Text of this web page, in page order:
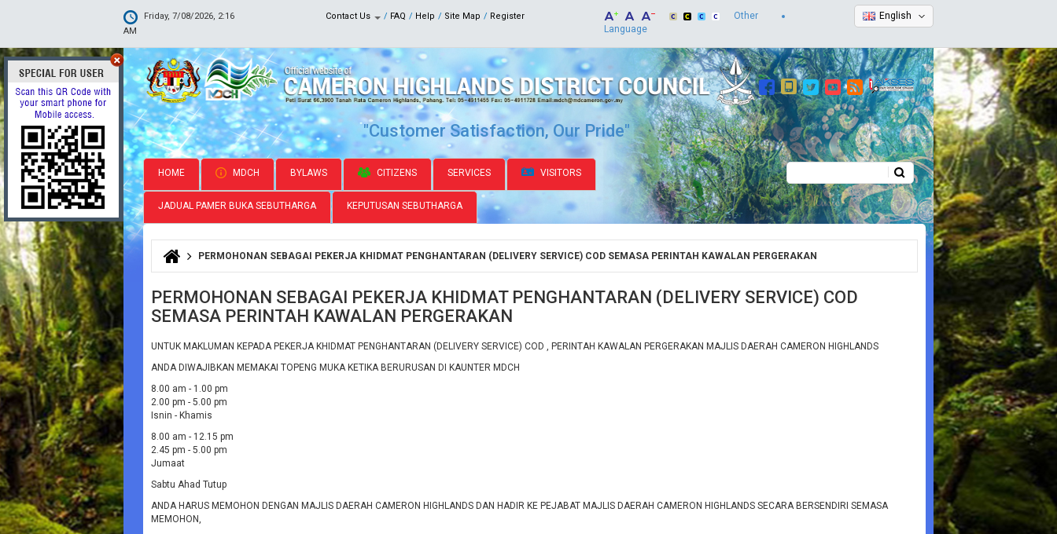
Friday, 7/08/2026, 2:16
AM
Contact Us FAQ Help Site Map Register English
Other
Language
"Customer Satisfaction, Our Pride"
HOME MDCH BYLAWS CITIZENS SERVICES VISITORS
JADUAL PAMER BUKA SEBUTHARGA KEPUTUSAN SEBUTHARGA
Search form
You are here
PERMOHONAN SEBAGAI PEKERJA KHIDMAT PENGHANTARAN (DELIVERY SERVICE) COD SEMASA PERINTAH KAWALAN PERGERAKAN
PERMOHONAN SEBAGAI PEKERJA KHIDMAT PENGHANTARAN (DELIVERY SERVICE) COD
SEMASA PERINTAH KAWALAN PERGERAKAN
UNTUK MAKLUMAN KEPADA PEKERJA KHIDMAT PENGHANTARAN (DELIVERY SERVICE) COD , PERINTAH KAWALAN PERGERAKAN MAJLIS DAERAH CAMERON HIGHLANDS
ANDA DIWAJIBKAN MEMAKAI TOPENG MUKA KETIKA BERURUSAN DI KAUNTER MDCH
8.00 am - 1.00 pm
2.00 pm - 5.00 pm
Isnin - Khamis
8.00 am - 12.15 pm
2.45 pm - 5.00 pm
Jumaat
Sabtu Ahad Tutup
ANDA HARUS MEMOHON DENGAN MAJLIS DAERAH CAMERON HIGHLANDS DAN HADIR KE PEJABAT MAJLIS DAERAH CAMERON HIGHLANDS SECARA BERSENDIRI SEMASA
MEMOHON,